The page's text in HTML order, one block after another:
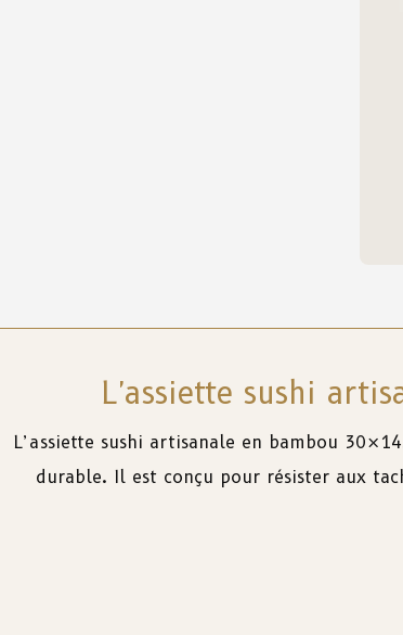
L'assiette sushi
L’assiette sushi artisanale en bambou
durable. Il est conçu pour résisteraux